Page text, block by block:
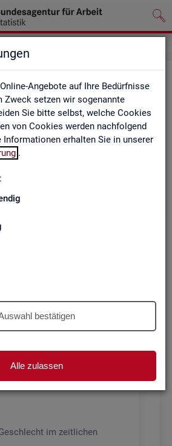
Angebote auf Ihre Bedürfnisse
Zweck setzen wir sogenannte
Sie bitte selbst, welche Cookies
von Cookies werden nachfolgend
Informationen erhalten Sie in unserer
.
bestätigen
Alle zulassen
auf einen Blick
wer­den jähr­lich ak­tua­li­siert und
zu den The­men Be­schäf­ti­gung, Ent­
Ar­beits­stel­len und Fach­kräf­
der MINT- und In­ge­nieur­be­ru­fe dif­
(z.B. Fach­kräf­te) für
Län­der und Agen­tur­be­zir­ke
Thema aus
Anforderungsniveau, sowie
Branchen
im zeitlichen